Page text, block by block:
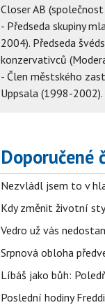
Closer AB
- Předseda skupiny
2004). Předseda
konzervativců
- Člen městského
Uppsala (1998-2002).
Doporučené
Nezvládl jsem to v
Kdy změnit životní
Vedro už vás
Srpnová obloha
Líbáš jako bůh:
Poslední hodiny